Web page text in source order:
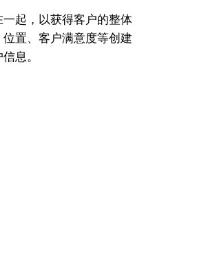
起，以获得客户的整体
置、客户满意度等创建
息。